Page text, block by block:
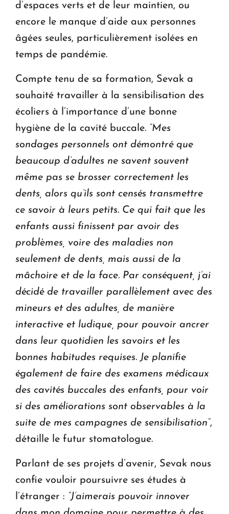
d’espaces verts et de leur maintien, ou
encore le manque d’aide aux personnes
âgées seules, particulièrement isolées en
temps de pandémie.
Compte tenu de sa formation, Sevak a
souhaité travailler à la sensibilisation des
écoliers à l’importance d’une bonne
hygiène de la cavité buccale. “Mes
sondages personnels ont démontré que
beaucoup d’adultes ne savent souvent
même pas se brosser correctement les
dents, alors qu’ils sont censés transmettre
ce savoir à leurs petits. Ce qui fait que les
enfants aussi finissent par avoir des
problèmes, voire des maladies non
seulement de dents, mais aussi de la
mâchoire et de la face. Par conséquent, j’ai
décidé de travailler parallèlement avec des
mineurs et des adultes, de manière
interactive et ludique, pour pouvoir ancrer
dans leur quotidien les savoirs et les
bonnes habitudes requises. Je planifie
également de faire des examens médicaux
des cavités buccales des enfants, pour voir
si des améliorations sont observables à la
suite de mes campagnes de sensibilisation”,
détaille le futur stomatologue.
Parlant de ses projets d’avenir, Sevak nous
confie vouloir poursuivre ses études à
l’étranger : “J’aimerais pouvoir innover